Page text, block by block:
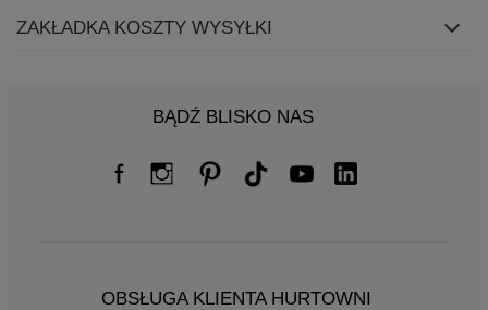
ZAKŁADKA KOSZTY WYSYŁKI
BĄDŹ BLISKO NAS
OBSŁUGA KLIENTA HURTOWNI